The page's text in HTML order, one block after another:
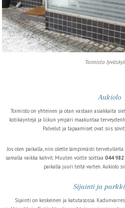
Toimisto
Aukiolo
Toimisto on yhteinen ja otan vastaan asiakkaita
kotikäyntejä ja liikun ympäri maakuntaa
Palvelut ja tapaamiset ovat siis
Jos olen paikalla, niin olette lämpimästi
samalla vaikka kahvit. Muuten voitte soittaa 044 982
paikalla juuri teitä varten. Aukiolo
Sijainti ja
Sijainti on keskeinen ja katutasossa.